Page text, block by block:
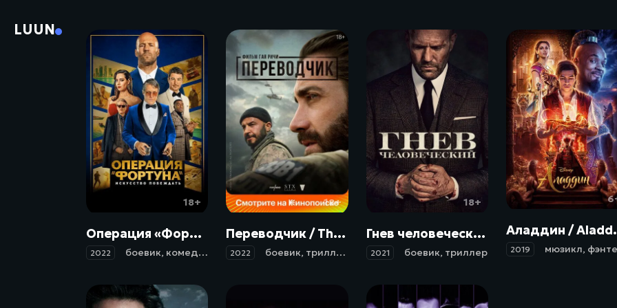
LUUN
18+
Операция «Фортуна»: Искусство побеждать / Operation Fortune: Ruse de Guerre (2022)
2022 боевик, комедия
18+
Переводчик / The Covenant (2022)
2022 боевик, триллер военный история ,драма
18+
Гнев человеческий / Wrath of Man (2021)
2021 боевик, триллер 2019 мюзикл, фэнтези